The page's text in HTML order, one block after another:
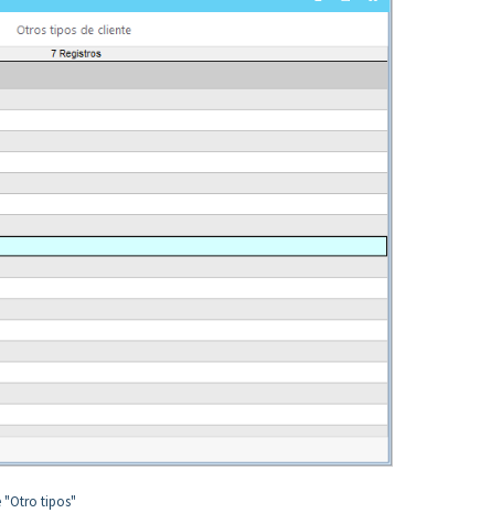
"Otro tipos"